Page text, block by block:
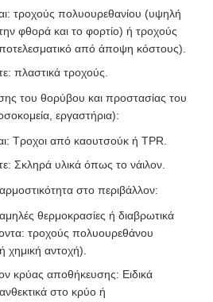
τροχούς πολυουρεθανίου (υψηλή
φθορά και το φορτίο) ή τροχούς
από άποψη κόστους).
πλαστικά τροχούς.
του θορύβου και προστασίας του
εργαστήρια):
Τροχοι από καουτσούκ ή TPR.
Σκληρά υλικά όπως το νάιλον.
στο περιβάλλον:
θερμοκρασίες ή διαβρωτικά
τροχούς πολυουρεθάνου
χημική αντοχή).
κρύας αποθήκευσης: Ειδικά
στο κρύο ή